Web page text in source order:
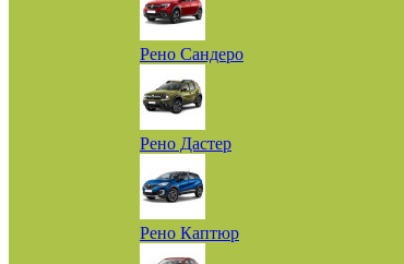
Рено Сандеро
Рено Дастер
Рено Каптюр